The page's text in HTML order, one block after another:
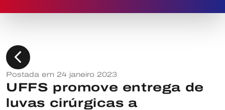
chevron_left
Postada em 24 janeiro 2023
UFFS promove entrega de
luvas cirúrgicas a